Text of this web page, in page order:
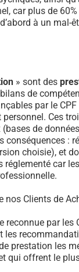
car plus de
à un mal-
» sont des
de
par le
Ces
de
conséquences :
choisie), et
réglementé car
nos Clients de
reconnue par
les
prestation les
qui offrent le